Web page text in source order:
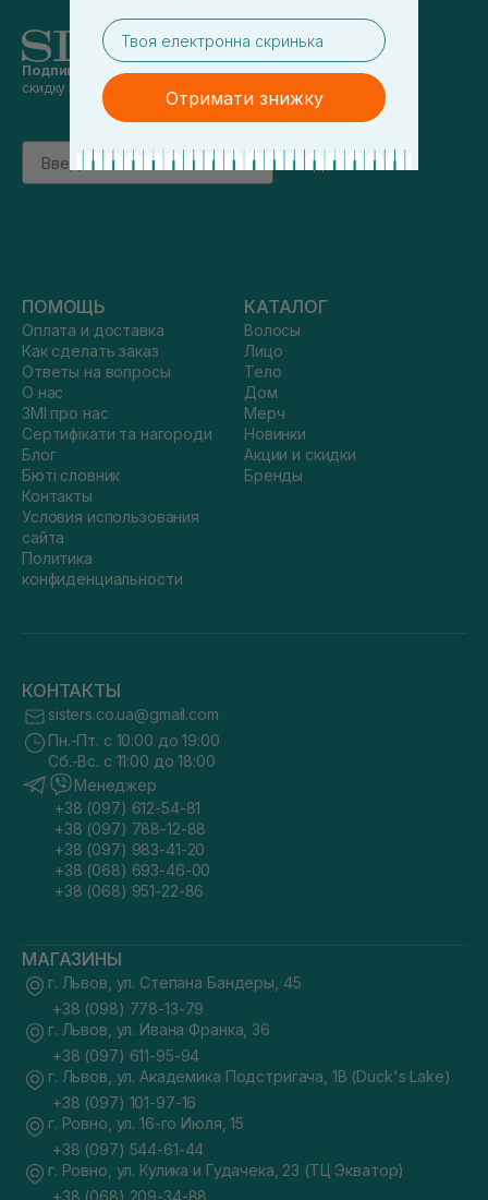
Подпишись на наши новостии получай
скидку 5% на первый заказ
Email
підписатись
ПОМОЩЬ
Оплата и доставка
Как сделать заказ
Ответы на вопросы
О нас
ЗМІ про нас
Сертифікати та нагороди
Блог
Бюті словник
Контакты
Условия использования
сайта
Политика
конфиденциальности
КАТАЛОГ
Волосы
Лицо
Тело
Дом
Мерч
Новинки
Акции и скидки
Бренды
КОНТАКТЫ
sisters.co.ua@gmail.com
Пн.-Пт. с 10:00 до 19:00
Сб.-Вс. с 11:00 до 18:00
Менеджер
+38 (097) 612-54-81
+38 (097) 788-12-88
+38 (097) 983-41-20
+38 (068) 693-46-00
+38 (068) 951-22-86
МАГАЗИНЫ
г. Львов, ул. Степана Бандеры, 45
+38 (098) 778-13-79
г. Львов, ул. Ивана Франка, 36
+38 (097) 611-95-94
г. Львов, ул. Академика Подстригача, 1В (Duck's Lake)
+38 (097) 101-97-16
г. Ровно, ул. 16-го Июля, 15
+38 (097) 544-61-44
г. Ровно, ул. Кулика и Гудачека, 23 (ТЦ Экватор)
+38 (068) 209-34-88
email
Отримати знижку